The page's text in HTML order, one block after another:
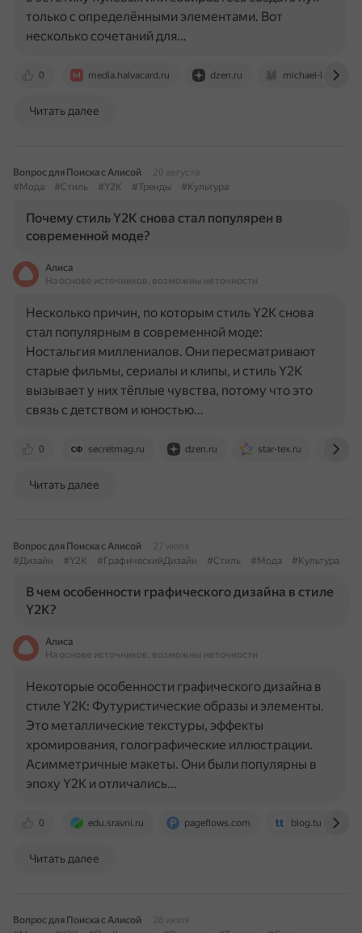
0 media.halvacard.ru dzen.ru michael-
только с определёнными элементами. Вот
несколько сочетаний для…
Читать далее
Вопрос для Поиска с Алисой
20 августа
#Мода
#Стиль #Y2K #Тренды #Культура
Почему стиль Y2K снова стал популярен в
современной моде?
Алиса
На основе источников, возможны неточности
0 secretmag.ru dzen.ru star-tex.ru
Несколько причин, по которым стиль Y2K снова
стал популярным в современной моде:
Ностальгия миллениалов. Они пересматривают
старые фильмы, сериалы и клипы, и стиль Y2K
вызывает у них тёплые чувства, потому что это
связь с детством и юностью…
Читать далее
Вопрос для Поиска с Алисой
27 июля
#Дизайн
#Y2K #ГрафическийДизайн #Стиль #Мода #Культура
В чем особенности графического дизайна в стиле
Y2K?
Алиса
На основе источников, возможны неточности
0 edu.sravni.ru pageflows.com blog.tutortop.ru
Некоторые особенности графического дизайна в
стиле Y2K: Футуристические образы и элементы.
Это металлические текстуры, эффекты
хромирования, голографические иллюстрации.
Асимметричные макеты. Они были популярны в
эпоху Y2K и отличались…
Читать далее
Вопрос для Поиска с Алисой
28 июля